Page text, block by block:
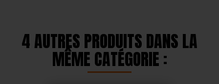
4 AUTRES PRODUITS DANS LA
MÊME CATÉGORIE :